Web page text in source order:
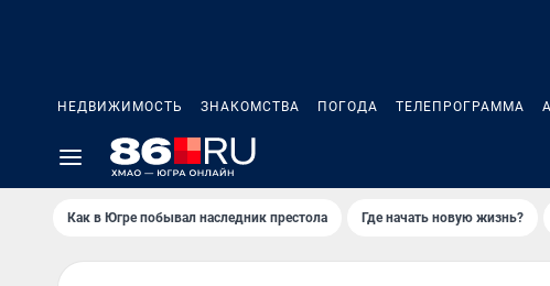
НЕДВИЖИМОСТЬ ЗНАКОМСТВА ПОГОДА ТЕЛЕПРОГРАММА
Как в Югре побывал наследник престола Где начать новую жизнь?